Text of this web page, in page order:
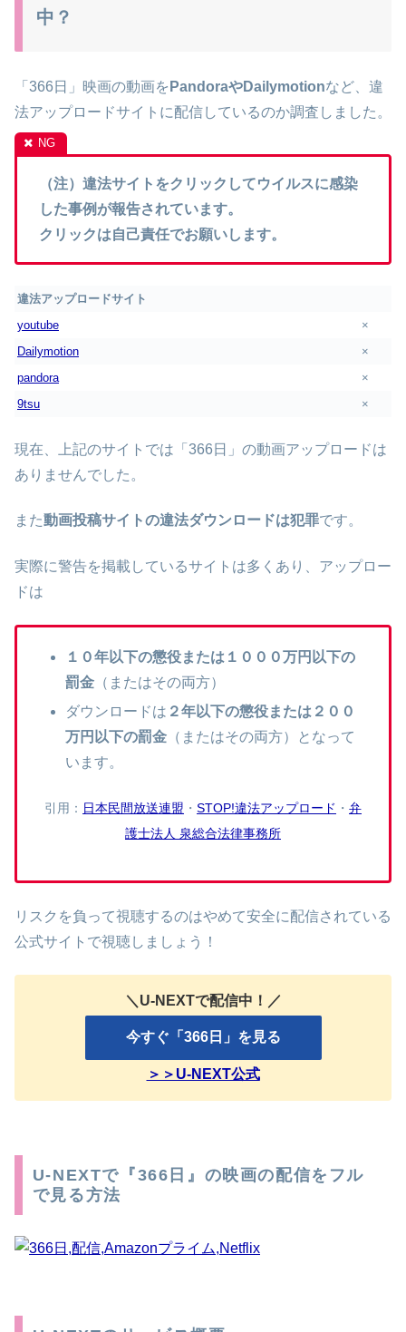
中？
「366日」映画の動画を PandoraやDailymotionなど、違
法アップロードサイトに配信しているのか調査しました。
（注）違法サイトをクリックしてウイルスに感染
した事例が報告されています。
クリックは自己責任でお願いします。
違法アップロードサイト
youtube
×
Dailymotion
×
pandora
×
9tsu
×
現在、上記のサイトでは「366日」の動画アップロードは
ありませんでした。
また動画投稿サイトの違法ダウンロードは犯罪です。
実際に警告を掲載しているサイトは多くあり、アップロー
ドは
１０年以下の懲役または１０００万円以下の
罰金 （またはその両方）
ダウンロードは ２年以下の懲役または２００
万円以下の罰金 （またはその両方）となって
います。
引用： 日本民間放送連盟 ・ STOP!違法アップロード ・ 弁
護士法人 泉総合法律事務所
リスクを負って視聴するのはやめて安全に配信されている
公式サイトで視聴しましょう！
＼U-NEXTで配信中！／
今すぐ「366日」を見る
＞＞U-NEXT公式
U-NEXTで『366日』の映画の配信をフル
で見る方法